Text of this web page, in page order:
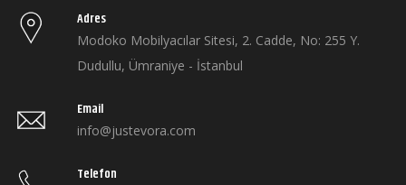
Adres
Modoko Mobilyacılar Sitesi, 2. Cadde, No: 255 Y.
Dudullu, Ümraniye - İstanbul
Email
info@justevora.com
Telefon